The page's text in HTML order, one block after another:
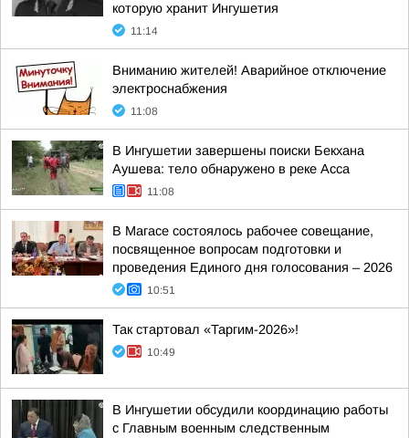
которую хранит Ингушетия
11:14
Вниманию жителей! Аварийное отключение
электроснабжения
11:08
В Ингушетии завершены поиски Бекхана
Аушева: тело обнаружено в реке Асса
11:08
В Магасе состоялось рабочее совещание,
посвященное вопросам подготовки и
проведения Единого дня голосования – 2026
10:51
Так стартовал «Таргим-2026»!
10:49
В Ингушетии обсудили координацию работы
с Главным военным следственным